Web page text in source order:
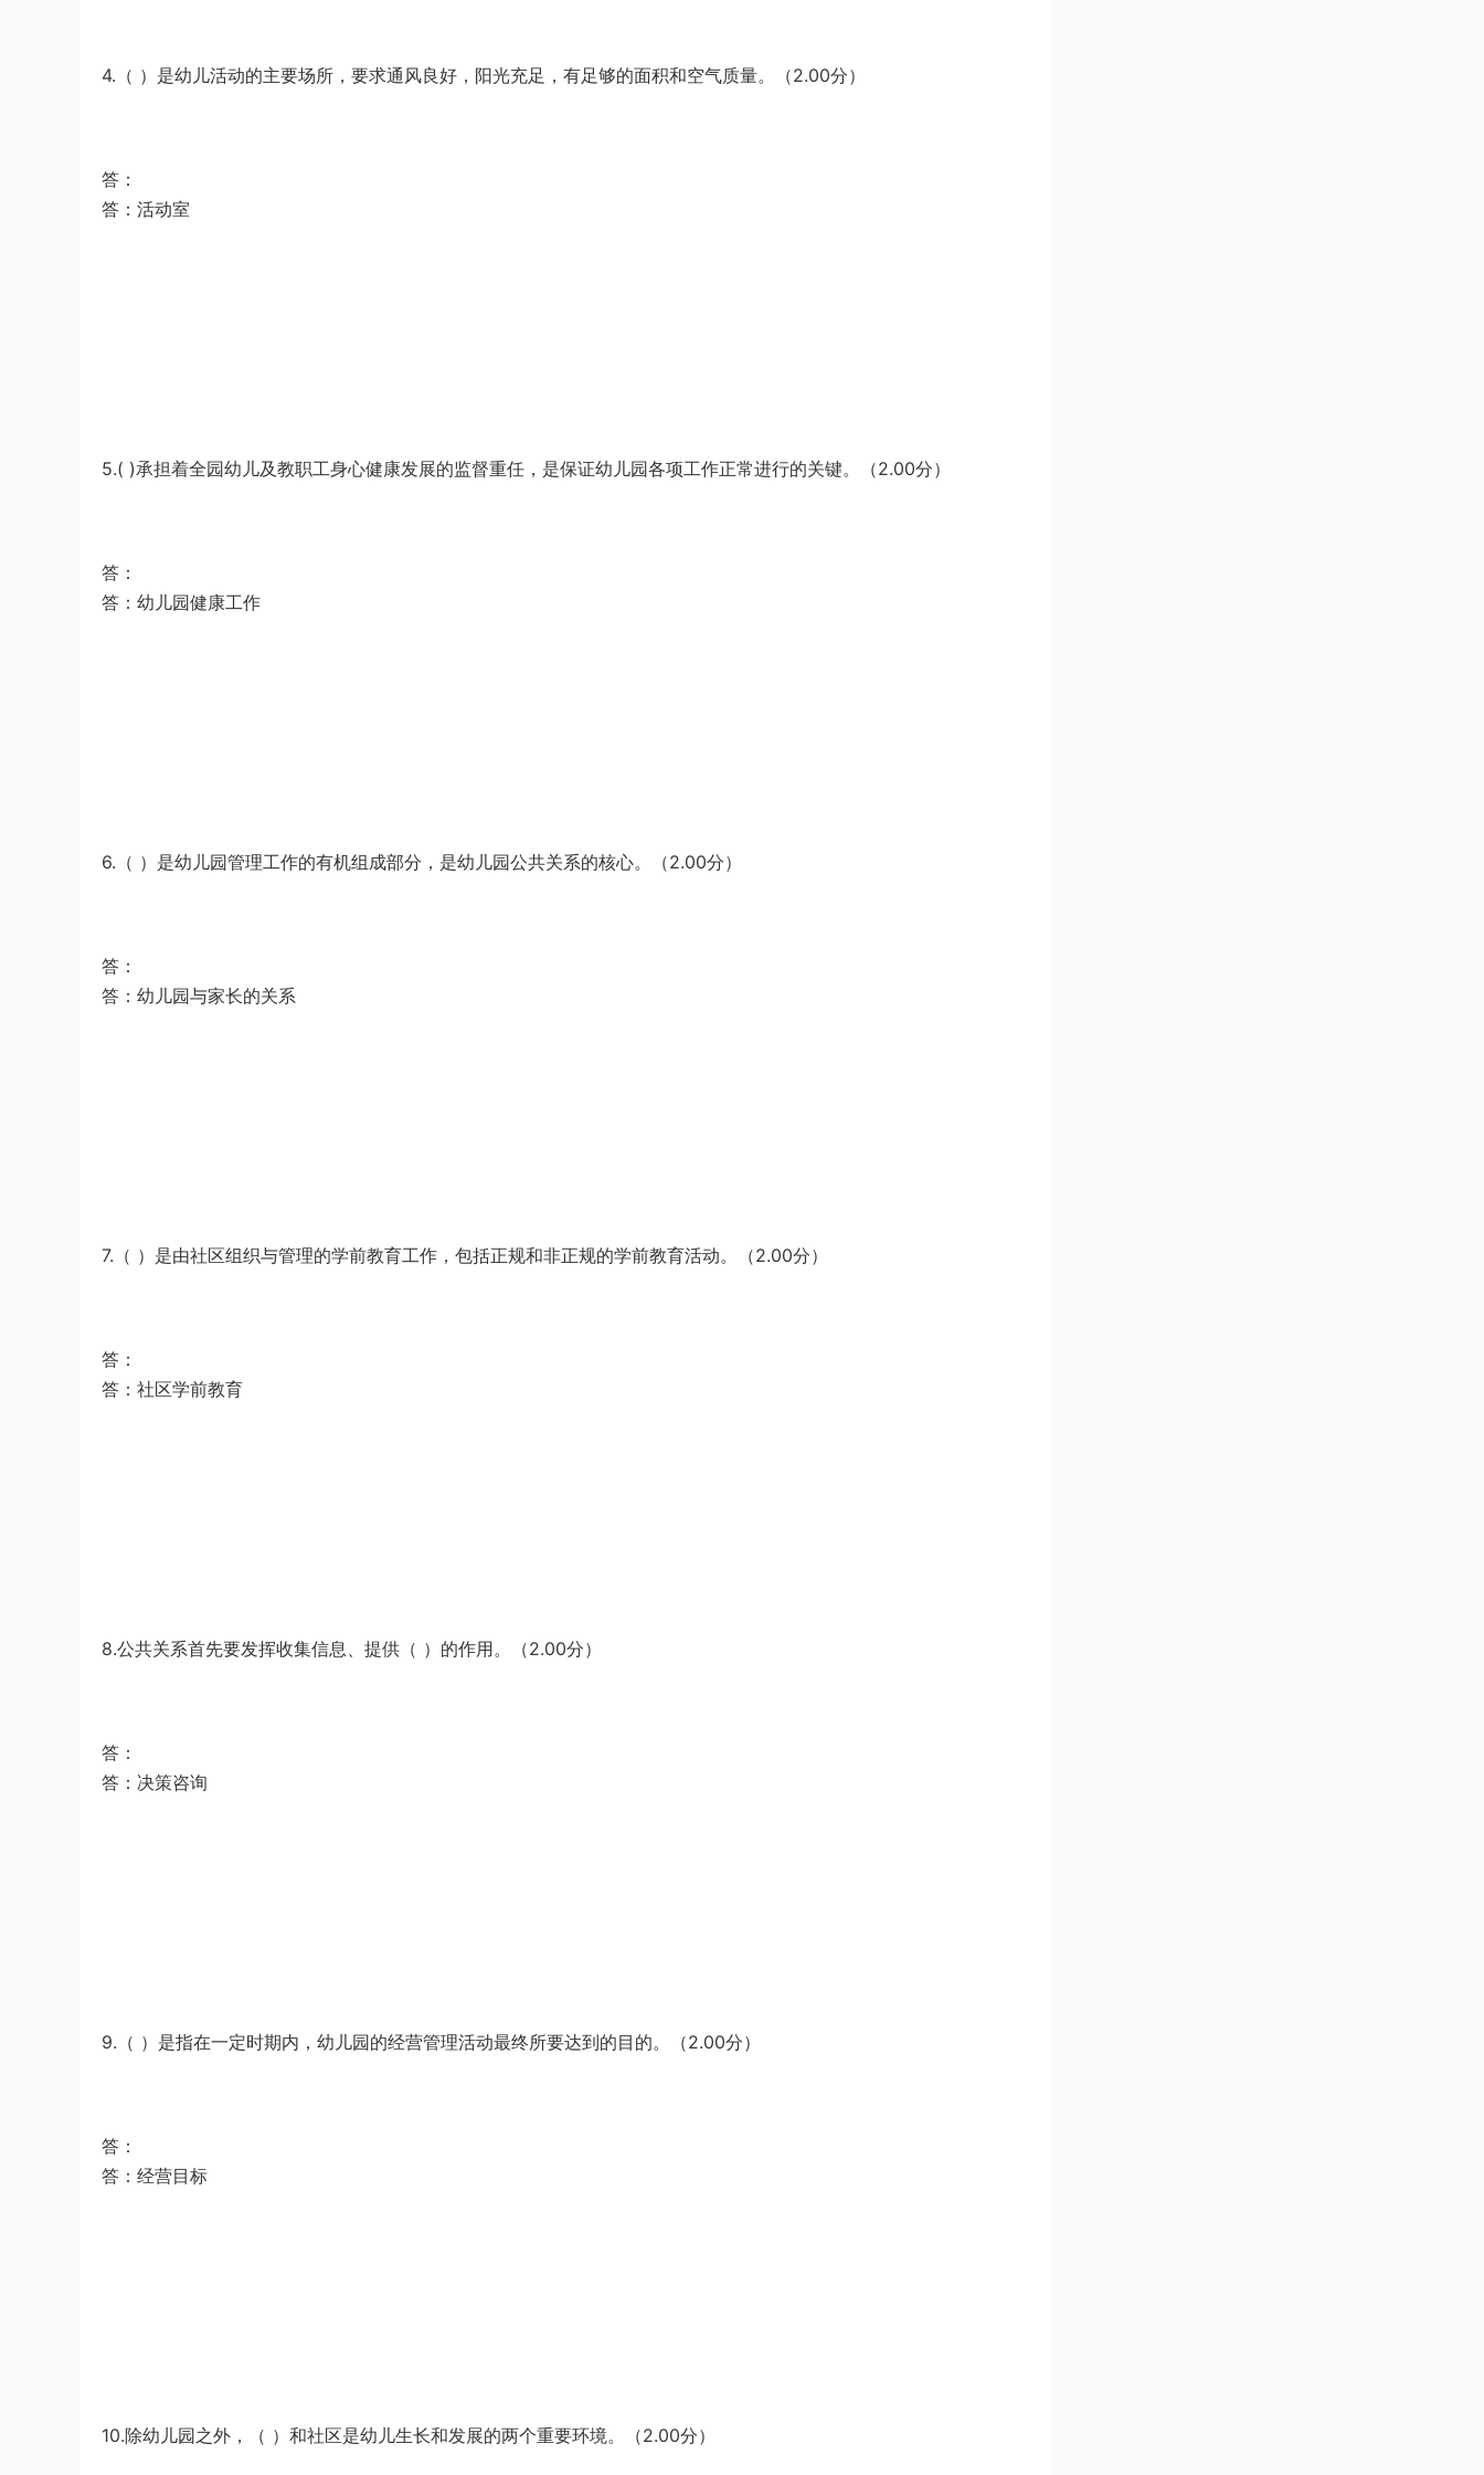
4.（ ）是幼儿活动的主要场所，要求通风良好，阳光充足，有足够的面积和空气质量。（2.00分）
答：
答：活动室
5.( )承担着全园幼儿及教职工身心健康发展的监督重任，是保证幼儿园各项工作正常进行的关键。（2.00分）
答：
答：幼儿园健康工作
6.（ ）是幼儿园管理工作的有机组成部分，是幼儿园公共关系的核心。（2.00分）
答：
答：幼儿园与家长的关系
7.（ ）是由社区组织与管理的学前教育工作，包括正规和非正规的学前教育活动。（2.00分）
答：
答：社区学前教育
8.公共关系首先要发挥收集信息、提供（ ）的作用。（2.00分）
答：
答：决策咨询
9.（ ）是指在一定时期内，幼儿园的经营管理活动最终所要达到的目的。（2.00分）
答：
答：经营目标
10.除幼儿园之外，（ ）和社区是幼儿生长和发展的两个重要环境。（2.00分）